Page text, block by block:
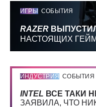
ИГРЫ СОБЫТИЯ
RAZER
НАСТОЯЩИХ
ИНДУСТРИЯ СОБЫТИЯ
INTEL ВСЕ ТАКИ
ЗАЯВИЛА, ЧТО